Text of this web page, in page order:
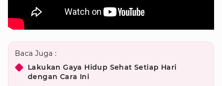
Baca Juga :
Lakukan Gaya Hidup Sehat Setiap Hari
dengan Cara Ini